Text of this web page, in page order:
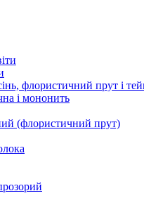
флористичний прут і
і мононить
(флористичний прут)